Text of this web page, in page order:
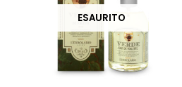
ESAURITO